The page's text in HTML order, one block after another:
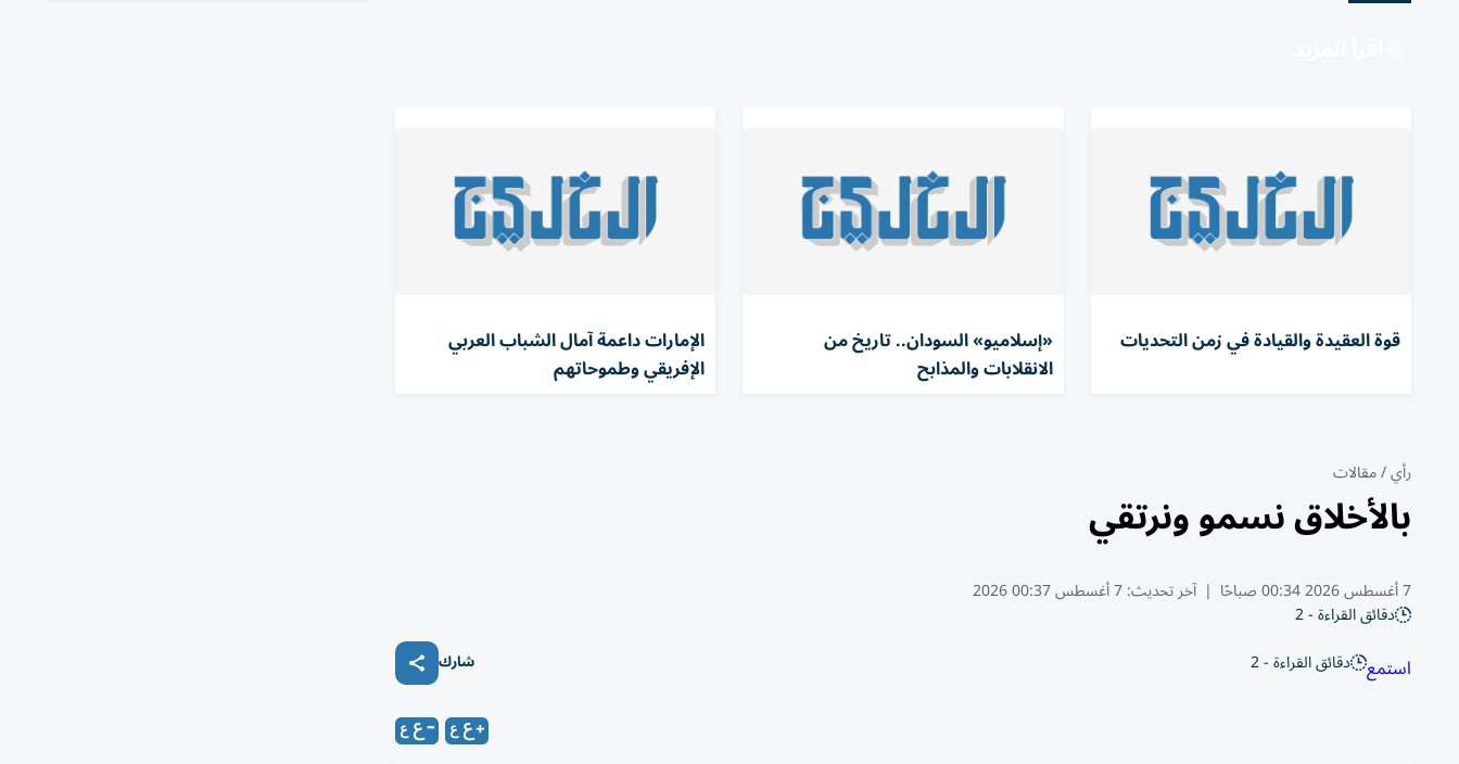
قوة العقيدة والقيادة في زمن التحديات «إسلاميو» السودان.. تاريخ من
الانقلابات والمذابح
الإمارات داعمة آمال الشباب العربي
الإفريقي وطموحاتهم
رأي/مقالات
بالأخلاق نسمو ونرتقي
7 أغسطس 2026 00:34 صباحًا | آخر تحديث:7 أغسطس 00:37 2026
دقائق القراءة - 2
استمع دقائق القراءة - 2 شارك